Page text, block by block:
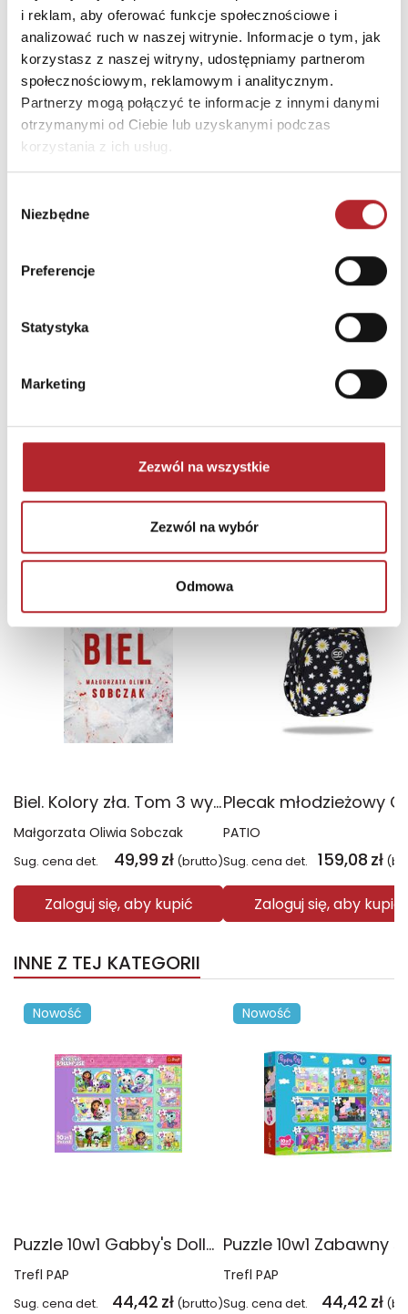
i reklam, aby oferować funkcje społecznościowe i
analizować ruch w naszej witrynie. Informacje o tym, jak
korzystasz z naszej witryny, udostępniamy partnerom
społecznościowym, reklamowym i analitycznym.
Partnerzy mogą połączyć te informacje z innymi danymi
otrzymanymi od Ciebie lub uzyskanymi podczas
korzystania z ich usług.
zgody
Niezbędne
Preferencje
Statystyka
Marketing
Zezwól na wszystkie
Zezwól na wybór
Odmowa
E-mail castor@castor.pl
INNI KLIENCI KUPOWALI
Bright Junior Media
Zaloguj się, aby kupić
NAJCZĘŚCIEJ KUPOWANE
Biel. Kolory zła. Tom 3 wyd. 2025
Małgorzata Oliwia Sobczak
Sug. cena det. 49,99 zł (brutto)
Zaloguj się, aby kupić
PATIO
Sug. cena det. 159,08 zł
Zaloguj się, aby kupić
INNE Z TEJ KATEGORII
Nowość
Puzzle 10w1 Gabby's Dollhouse Gabby i jej świat 96014
Trefl PAP
Sug. cena det. 44,42 zł (brutto)
Nowość
Trefl PAP
Sug. cena det. 44,42 zł